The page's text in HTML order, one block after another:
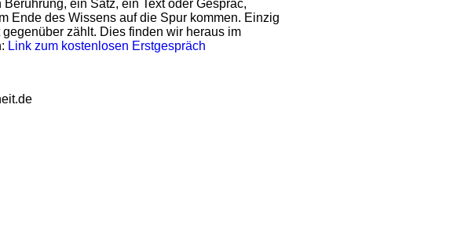
ein Satz, ein Text oder Gespräc,
Ende des Wissens auf die Spur kommen. Einzig
zählt. Dies finden wir heraus im
Link zum kostenlosen Erstgespräch